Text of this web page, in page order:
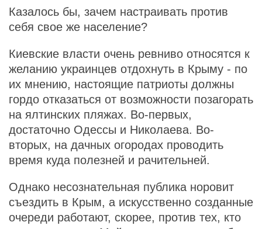
Казалось бы, зачем настраивать против
себя свое же население?
Киевские власти очень ревниво относятся к
желанию украинцев отдохнуть в Крыму - по
их мнению, настоящие патриоты должны
гордо отказаться от возможности позагорать
на ялтинских пляжах. Во-первых,
достаточно Одессы и Николаева. Во-
вторых, на дачных огородах проводить
время куда полезней и рачительней.
Однако несознательная публика норовит
съездить в Крым, а искусственно созданные
очереди работают, скорее, против тех, кто